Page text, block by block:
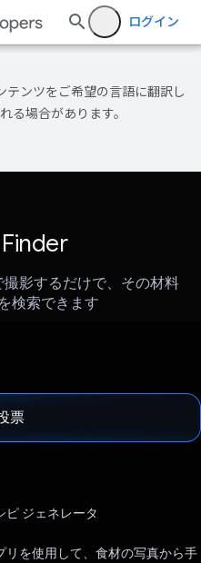
ログイン
テンツをご希望の言語に翻訳し
る場合があります。
影するだけで、その材料
検索できます
票
ピ ジェネレータ
リを使用して、食材の写真から手